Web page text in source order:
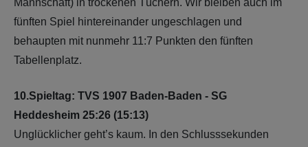
Mannschaft) in trockenen Tüchern. Wir bleiben auch im
fünften Spiel hintereinander ungeschlagen und
behaupten mit nunmehr 11:7 Punkten den fünften
Tabellenplatz.
10.Spieltag: TVS 1907 Baden-Baden - SG
Heddesheim 25:26 (15:13)
Unglücklicher geht’s kaum. In den Schlusssekunden